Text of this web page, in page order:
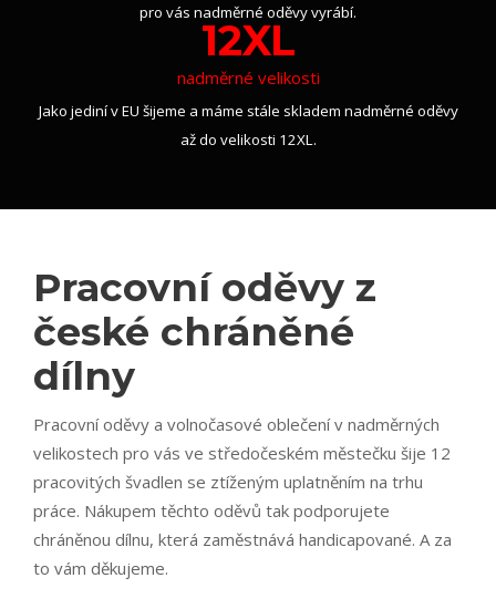
pro vás nadměrné oděvy vyrábí.
12XL
nadměrné velikosti
Jako jediní v EU šijeme a máme stále skladem nadměrné oděvy
až do velikosti 12XL.
Pracovní oděvy z
české chráněné
dílny
Pracovní oděvy a volnočasové oblečení v nadměrných
velikostech pro vás ve středočeském městečku šije 12
pracovitých švadlen se ztíženým uplatněním na trhu
práce. Nákupem těchto oděvů tak podporujete
chráněnou dílnu, která zaměstnává handicapované. A za
to vám děkujeme.